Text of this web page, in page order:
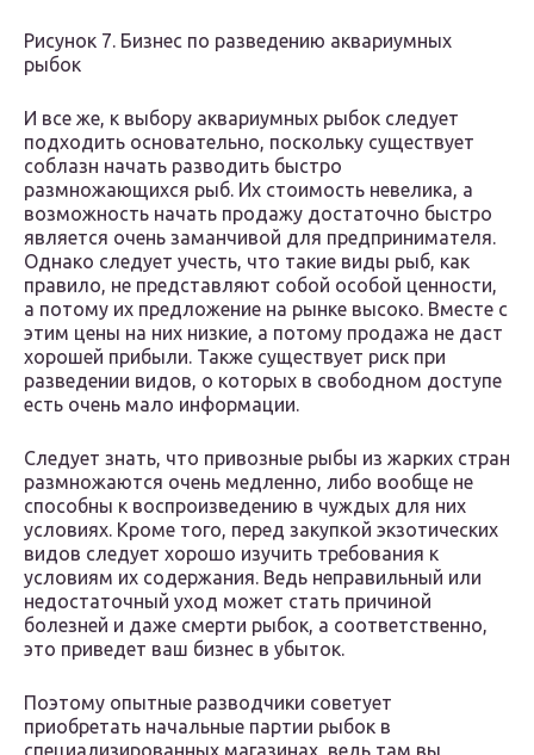
Рисунок 7. Бизнес по разведению аквариумных
рыбок
И все же, к выбору аквариумных рыбок следует
подходить основательно, поскольку существует
соблазн начать разводить быстро
размножающихся рыб. Их стоимость невелика, а
возможность начать продажу достаточно быстро
является очень заманчивой для предпринимателя.
Однако следует учесть, что такие виды рыб, как
правило, не представляют собой особой ценности,
а потому их предложение на рынке высоко. Вместе с
этим цены на них низкие, а потому продажа не даст
хорошей прибыли. Также существует риск при
разведении видов, о которых в свободном доступе
есть очень мало информации.
Следует знать, что привозные рыбы из жарких стран
размножаются очень медленно, либо вообще не
способны к воспроизведению в чуждых для них
условиях. Кроме того, перед закупкой экзотических
видов следует хорошо изучить требования к
условиям их содержания. Ведь неправильный или
недостаточный уход может стать причиной
болезней и даже смерти рыбок, а соответственно,
это приведет ваш бизнес в убыток.
Поэтому опытные разводчики советует
приобретать начальные партии рыбок в
специализированных магазинах, ведь там вы